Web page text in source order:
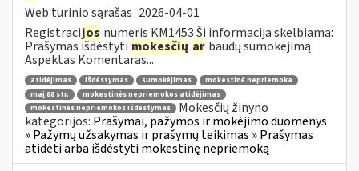
Web turinio sąrašas 2026-04-01
Registracijos numeris KM1453 Ši informacija skelbiama:
Prašymas išdėstyti mokesčių ar baudų sumokėjimą
Aspektas Komentaras...
atidėjimas išdėstymas sumokėjimas
mokestinė nepriemoka
maį 88 str.
mokestinės nepriemokos atidėjimas
mokestinės nepriemokos išdėstymas
Mokesčių žinyno
kategorijos: Prašymai, pažymos ir mokėjimo duomenys
» Pažymų užsakymas ir prašymų teikimas » Prašymas
atidėti arba išdėstyti mokestinę nepriemoką